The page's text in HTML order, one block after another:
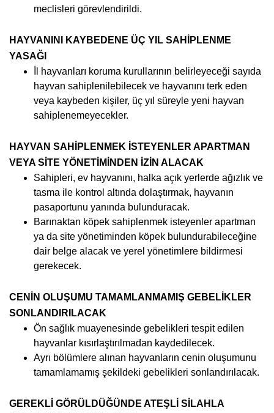
meclisleri görevlendirildi.
HAYVANINI KAYBEDENE ÜÇ YIL SAHİPLENME
YASAĞI
İl hayvanları koruma kurullarının belirleyeceği sayıda
hayvan sahiplenilebilecek ve hayvanını terk eden
veya kaybeden kişiler, üç yıl süreyle yeni hayvan
sahiplenemeyecekler.
HAYVAN SAHİPLENMEK İSTEYENLER APARTMAN
VEYA SİTE YÖNETİMİNDEN İZİN ALACAK
Sahipleri, ev hayvanını, halka açık yerlerde ağızlık ve
tasma ile kontrol altında dolaştırmak, hayvanın
pasaportunu yanında bulunduracak.
Barınaktan köpek sahiplenmek isteyenler apartman
ya da site yönetiminden köpek bulundurabileceğine
dair belge alacak ve yerel yönetimlere bildirmesi
gerekecek.
CENİN OLUŞUMU TAMAMLANMAMIŞ GEBELİKLER
SONLANDIRILACAK
Ön sağlık muayenesinde gebelikleri tespit edilen
hayvanlar kısırlaştırılmadan kaydedilecek.
Ayrı bölümlere alınan hayvanların cenin oluşumunu
tamamlamamış şekildeki gebelikleri sonlandırılacak.
GEREKLİ GÖRÜLDÜĞÜNDE ATEŞLİ SİLAHLA